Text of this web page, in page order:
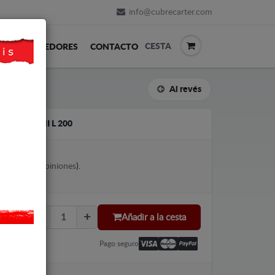
info@cubrecarter.com
REVENDEDORES CONTACTO CESTA
Al revés
L 200
Ver opiniones).
Añadir a la cesta
Pago seguro